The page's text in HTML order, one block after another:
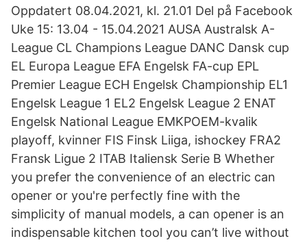
Oppdatert 08.04.2021, kl. 21.01 Del på Facebook
Uke 15: 13.04 - 15.04.2021 AUSA Australsk A-
League CL Champions League DANC Dansk cup
EL Europa League EFA Engelsk FA-cup EPL
Premier League ECH Engelsk Championship EL1
Engelsk League 1 EL2 Engelsk League 2 ENAT
Engelsk National League EMKPOEM-kvalik
playoff, kvinner FIS Finsk Liiga, ishockey FRA2
Fransk Ligue 2 ITAB Italiensk Serie B Whether
you prefer the convenience of an electric can
opener or you're perfectly fine with the
simplicity of manual models, a can opener is an
indispensable kitchen tool you can’t live without